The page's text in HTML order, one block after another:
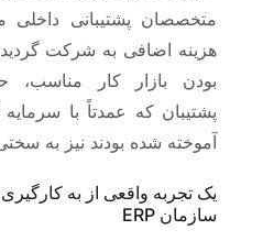
متخصصان پشتیبانی
هزینه اضافی به شرکت
بودن بازار کار
پشتیبان که عمدتاً با
آموخته شده بودند نیز به
یک تجربه واقعی از به
سازمان ERP